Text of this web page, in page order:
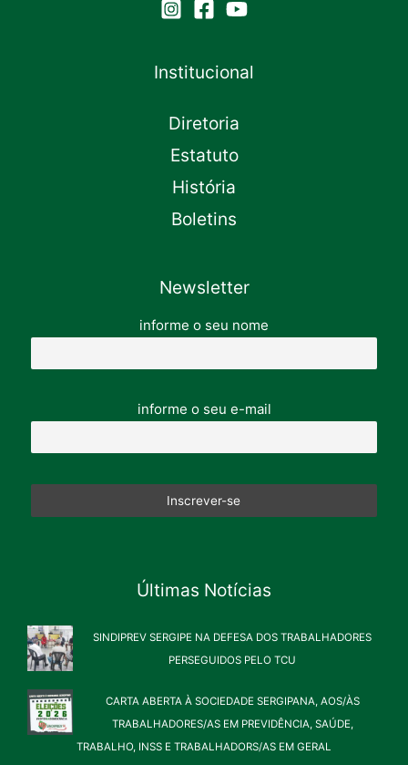
Institucional
Diretoria
Estatuto
História
Boletins
Newsletter
informe o seu nome
informe o seu e-mail
Últimas Notícias
SINDIPREV SERGIPE NA DEFESA DOS TRABALHADORES
PERSEGUIDOS PELO TCU
CARTA ABERTA À SOCIEDADE SERGIPANA, AOS/ÀS
TRABALHADORES/AS EM PREVIDÊNCIA, SAÚDE,
TRABALHO, INSS E TRABALHADORS/AS EM GERAL